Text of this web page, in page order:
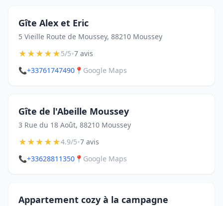
Gîte Alex et Eric
5 Vieille Route de Moussey, 88210 Moussey
★★★★★5/5•7 avis
📞+33761747490 📍 Google Maps
Gîte de l'Abeille Moussey
3 Rue du 18 Août, 88210 Moussey
★★★★★4.9/5•7 avis
📞+33628811350 📍 Google Maps
Appartement cozy à la campagne